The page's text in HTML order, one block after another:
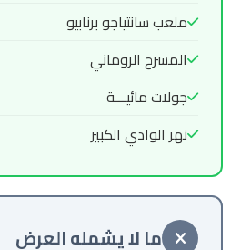
ملعب سانتياجو برنابيو
المسرح الروماني
جولات مائيـــة
نهر الوادي الكبير
ما لا يشمله العرض